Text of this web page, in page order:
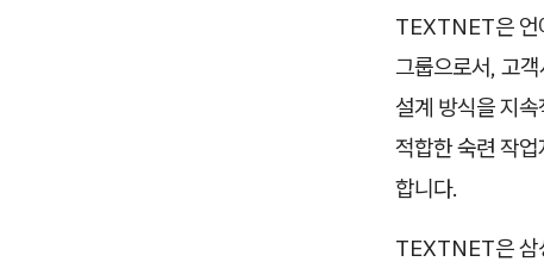
TEXTNET은 언
그룹으로서, 고
설계 방식을 지
적합한 숙련 작
합니다.
TEXTNET은 삼